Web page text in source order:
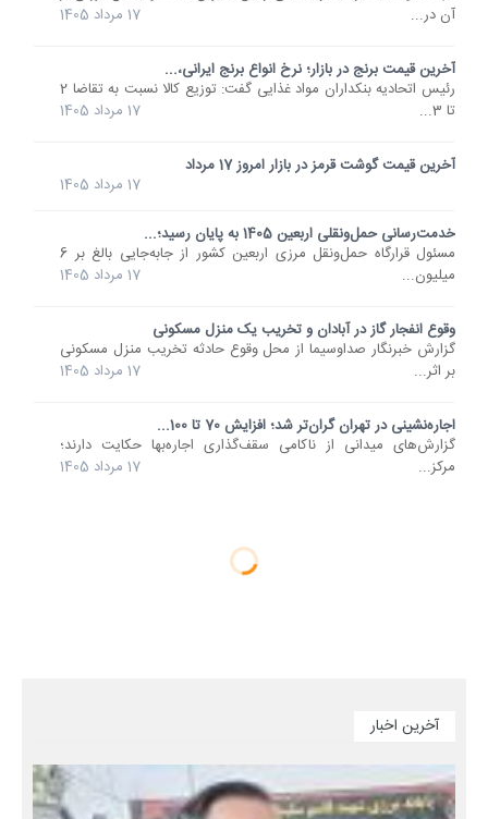
آن در...
17 مرداد 1405
آخرین قیمت برنج در بازار؛ نرخ انواع برنج ایرانی،...
رئیس اتحادیه بنکداران مواد غذایی گفت: توزیع کالا نسبت به تقاضا 2
تا 3...
17 مرداد 1405
آخرین قیمت گوشت قرمز در بازار امروز 17 مرداد
17 مرداد 1405
خدمت‌رسانی حمل‌ونقلی اربعین 1405 به پایان رسید؛...
مسئول قرارگاه حمل‌ونقل مرزی اربعین کشور از جابه‌جایی بالغ بر 6
میلیون...
17 مرداد 1405
وقوع انفجار گاز در آبادان و تخریب یک منزل مسکونی
گزارش خبرنگار صداوسیما از محل وقوع حادثه‌ تخریب منزل مسکونی
بر اثر...
17 مرداد 1405
اجاره‌نشینی در تهران گران‌تر شد؛ افزایش 70 تا 100...
گزارش‌های میدانی از ناکامی سقف‌گذاری اجاره‌بها حکایت دارند؛
مرکز...
17 مرداد 1405
آخرین اخبار